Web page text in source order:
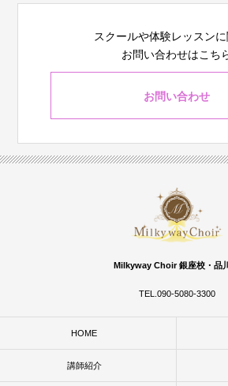
スクールや体験レッスン
お問い合わせはこち
お問い合わせ
Milkyway Choir 銀座校・品
TEL.090-5080-3300
HOME
講師紹介